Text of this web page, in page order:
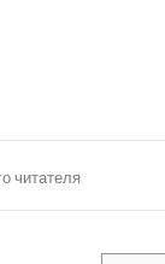
читателя